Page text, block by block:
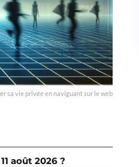
sa vie privée en naviguant sur le web
août 2026 ?